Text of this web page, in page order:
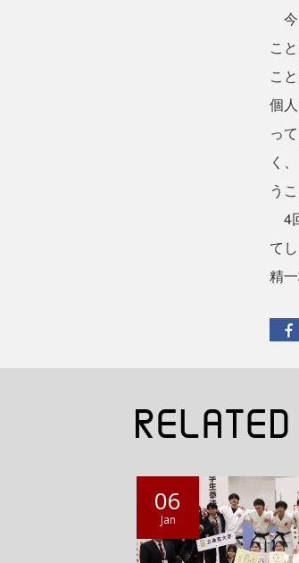
今
こ
こ
個
っ
く
う
4
て
精
06
Jan